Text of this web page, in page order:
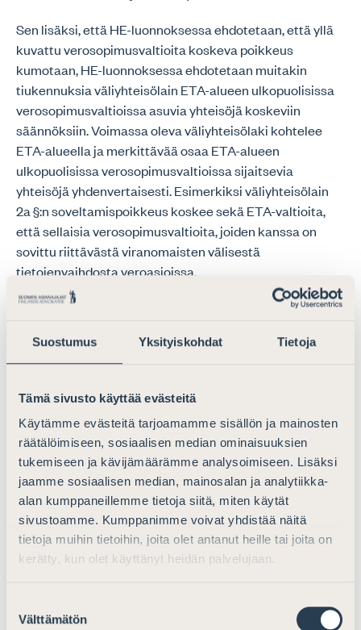
Suostumus Yksityiskohdat Tietoja
Tämä sivusto käyttää evästeitä
Käytämme evästeitä tarjoamamme sisällön ja mainosten
räätälöimiseen, sosiaalisen median ominaisuuksien
tukemiseen ja kävijämäärämme analysoimiseen. Lisäksi
jaamme sosiaalisen median, mainosalan ja analytiikka-
alan kumppaneillemme tietoja siitä, miten käytät
sivustoamme. Kumppanimme voivat yhdistää näitä
tietoja muihin tietoihin, joita olet antanut heille tai joita on
kerätty, kun olet käyttänyt heidän palvelujaan.
valinta
Välttämätön
Sen lisäksi, että HE-luonnoksessa ehdotetaan, että yllä
kuvattu verosopimusvaltioita koskeva poikkeus
kumotaan, HE-luonnoksessa ehdotetaan muitakin
tiukennuksia väliyhteisölain ETA-alueen ulkopuolisissa
verosopimusvaltioissa asuvia yhteisöjä koskeviin
säännöksiin. Voimassa oleva väliyhteisölaki kohtelee
ETA-alueella ja merkittävää osaa ETA-alueen
ulkopuolisissa verosopimusvaltioissa sijaitsevia
yhteisöjä yhdenvertaisesti. Esimerkiksi väliyhteisölain
2a §:n soveltamispoikkeus koskee sekä ETA-valtioita,
että sellaisia verosopimusvaltioita, joiden kanssa on
sovittu riittävästä viranomaisten välisestä
tietojenvaihdosta veroasioissa.
HE-luonnoksessa ehdotetaan, että jatkossa ETA-
asuvia yhteisöjä koskisivat erilaiset
soveltamispoikkeukset. ETA-alueella sijaitseva yhteisö
todellisuudessa asettunut ETA-alueella sijaitsevaan
kotipaikkaansa ja tosiasiallisesti harjoittaa siellä
merkittävää taloudellista toimintaa. ETA-alueen
ulkopuolella sijaitsevan yhteisön, riippumatta siitä onko
kyseessä verosopimusvaltiossa sijaitseva yhteisö, olisi
taloudellisen toiminnan kriteerin lisäksi täytettävä
kolme muuta kriteeriä: (1) yhteisön asuinvaltio ei ole EU:n
ns. yhteistyöhaluttomien lainkäyttöalueiden luettelossa,
(2) yhteisön asuinvaltion kanssa on sovittu riittävästä
pääasiallisesti sen asuinvaltiossa harjoittamasta